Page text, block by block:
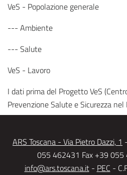
VeS - Popolazione generale
--- Ambiente
--- Salute
VeS - Lavoro
I dati prima del Progetto VeS
Prevenzione Salute e Sicurezza
ARS Toscana - Via Pietro Dazzi, 1
055 462431 Fax +39
info@ars.toscana.it- PEC -